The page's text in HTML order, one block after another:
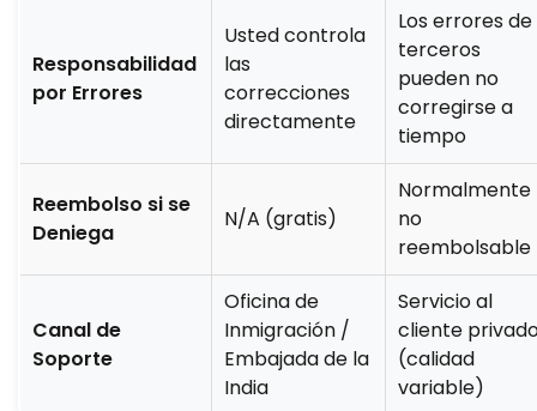
Responsabilidad
por Errores
Usted controla
las
correcciones
directamente
Los errores de
terceros
pueden no
corregirse a
tiempo
Reembolso si se
Deniega
N/A (gratis)
Normalmente
no
reembolsable
Canal de
Soporte
Oficina de
Inmigración /
Embajada de la
India
Servicio al
cliente
(calidad
variable)